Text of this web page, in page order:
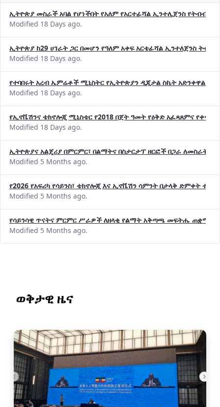
ኢትዮጵያ መስራች አባል የሆነችበት የአለም የአርተፊሻል ኢንተሊጀንስ የትብብር
Modified 18 Days ago.
ኢትዮጵያ ከ29 ሀገራት ጋር በመሆን የዓለም አቀፍ አርቴፊሻል ኢንተለጀንስ
Modified 18 Days ago.
የተባበሩት አረብ ኤምሬቶች ሚኒስትር የኢትዮጵያን ዲጂታል ስኬት አድንቀዋል
Modified 18 Days ago.
የኢኖቬሽንና ቴክኖሎጂ ሚኒስቴር የ2018 በጀት ዓመት የዕቅድ አፈጻጸምና
Modified 18 Days ago.
ኢትዮጵያና አልጄሪያ በምርምር፣ በልማትና በስታርታፕ ዘርፎች በጋራ ለመስራት
Modified 5 Months ago.
የ2026 የአፍሪካ የሳይንስ፣ ቴክኖሎጂ እና ኢኖቬሽን ሳምንት በታላቅ ድምቀት
Modified 5 Months ago.
የሳይንሳዊ ጥናትና ምርምር ሥራዎች ለዘላቂ የልማት አቅጣጫ መፍትሔ ጠቋሚ
Modified 5 Months ago.
ወቅታዊ ዜና